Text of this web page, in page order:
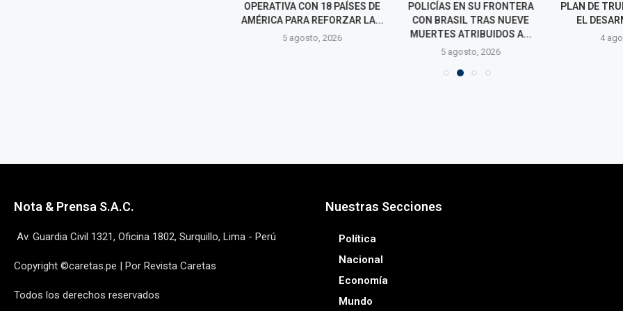
OPERATIVA CON 18 PAÍSES DE
AMÉRICA PARA REFORZAR LA...
5 agosto, 2026
POLICÍAS EN SU FRONTERA
CON BRASIL TRAS NUEVE
MUERTES ATRIBUIDOS A...
5 agosto, 2026
PLAN DE
EL
4
Nota & Prensa S.A.C.
Av. Guardia Civil 1321, Oficina 1802, Surquillo, Lima - Perú
Copyright ©caretas.pe | Por Revista Caretas
Todos los derechos reservados
Nuestras Secciones
Política
Nacional
Economía
Mundo